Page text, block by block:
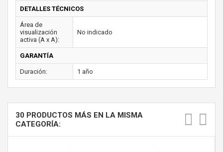
DETALLES TÉCNICOS
Área de
visualización
activa (A x A):
No indicado
GARANTÍA
Duración: 1 año
30 PRODUCTOS MÁS EN LA MISMA
CATEGORÍA: